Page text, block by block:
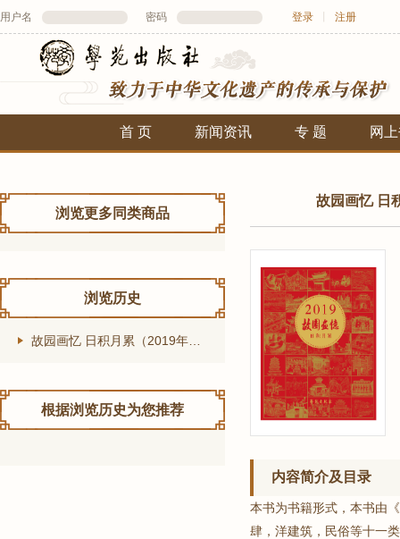
用户名 密码 登录 注册
首 页 新闻资讯 专 题 网
浏览更多同类商品
浏览历史
根据浏览历史为您推荐
故园画忆 日
内容简介及目录
本书为书籍形式，本书由
肆，洋建筑，民俗等十一